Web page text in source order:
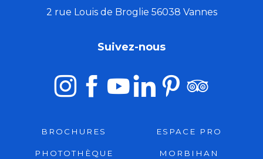
2 rue Louis de Broglie 56038 Vannes
Suivez-nous
BROCHURES ESPACE PRO
PHOTOTHÈQUE
MORBIHAN